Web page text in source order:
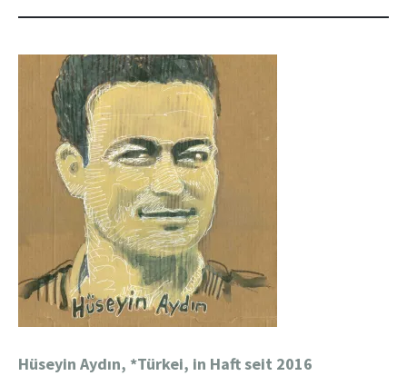
Hüseyin Aydın, *Türkei, in Haft seit 2016